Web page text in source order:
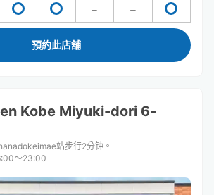
預約此店舖
Kobe Miyuki-dori 6-
站步行2分钟。
〜23:00